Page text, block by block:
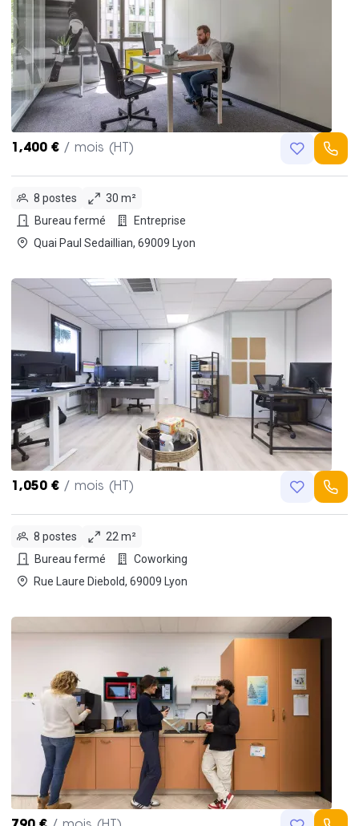
1,400 € / mois (HT)
8 postes
30 m²
Bureau fermé
Entreprise
Quai Paul Sedaillian, 69009 Lyon
1,050 € / mois (HT)
8 postes
22 m²
Bureau fermé
Coworking
Rue Laure Diebold, 69009 Lyon